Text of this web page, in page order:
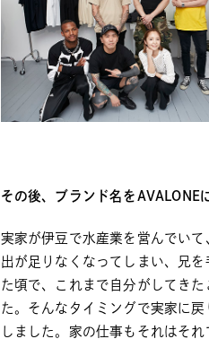
その後、ブランド名をAVALONE
実家が伊豆で水産業を営んでい
出が足りなくなってしまい、兄
た頃で、これまで自分がしてき
た。そんなタイミングで実家に
しました。家の仕事もそれはそ